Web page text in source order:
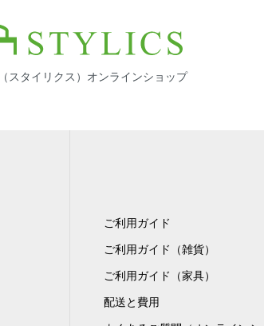
スタイリクス）オンラインショップ
ご利用ガイド
ご利用ガイド（雑貨）
ご利用ガイド（家具）
配送と費用